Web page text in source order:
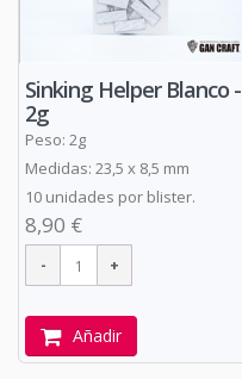
Sinking Helper Blanco -
2g
Peso: 2g
Medidas: 23,5 x 8,5 mm
10 unidades por blister.
8,90 €
Añadir